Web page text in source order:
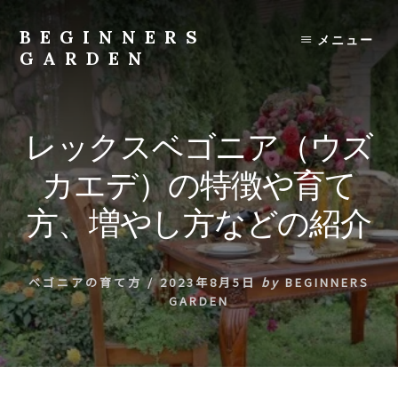
content
BEGINNERS
GARDEN
の
種
類
や
育
て
方
の
紹
介
を
行
メニュー
レックスベゴニア（ウズ
カエデ）の特徴や育て
方、増やし方などの紹介
ベゴニアの育て方/ 2023年8月5日 by BEGINNERS
GARDEN